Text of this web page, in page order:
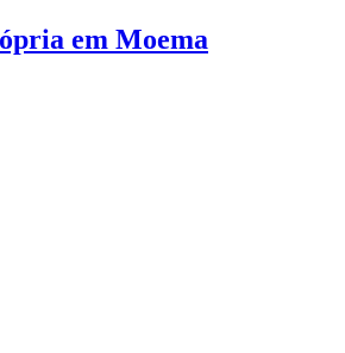
em Moema